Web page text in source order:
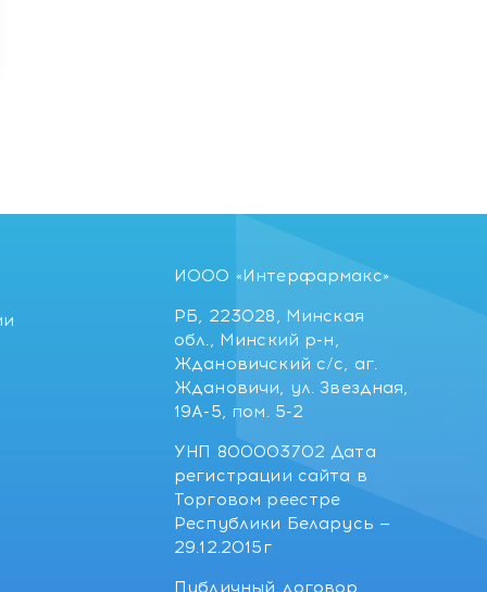
ИООО «Интерфармакс»
РБ, 223028, Минская
обл., Минский р-н,
Ждановичский с/с, аг.
Ждановичи, ул. Звездная,
19А-5, пом. 5-2
УНП 800003702 Дата
регистрации сайта в
Торговом реестре
Республики Беларусь —
29.12.2015г
Публичный договор